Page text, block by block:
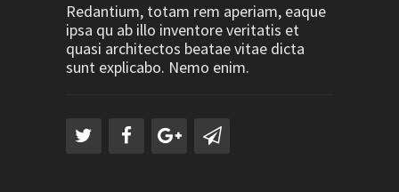
Redantium, totam rem aperiam, eaque
ipsa qu ab illo inventore veritatis et
quasi architectos beatae vitae dicta
sunt explicabo. Nemo enim.